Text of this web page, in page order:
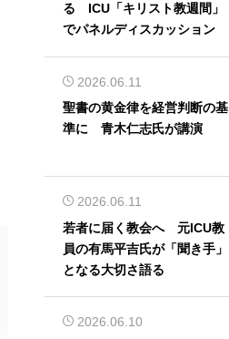
る ICU「キリスト教週間」
でパネルディスカッション
2026.06.11
聖書の黄金律を経営判断の基
準に 青木仁志氏が講演
2026.06.11
若者に届く教会へ 元ICU教
員の有馬平吉氏が「聞き手」
となる大切さ語る
2026.06.10